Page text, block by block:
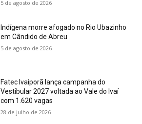
5 de agosto de 2026
Indígena morre afogado no Rio Ubazinho
em Cândido de Abreu
5 de agosto de 2026
Fatec Ivaiporã lança campanha do
Vestibular 2027 voltada ao Vale do Ivaí
com 1.620 vagas
28 de julho de 2026